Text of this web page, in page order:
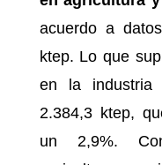
acuerdo a
ktep. Lo que
en la industria
2.384,3 ktep,
un 2,9%.